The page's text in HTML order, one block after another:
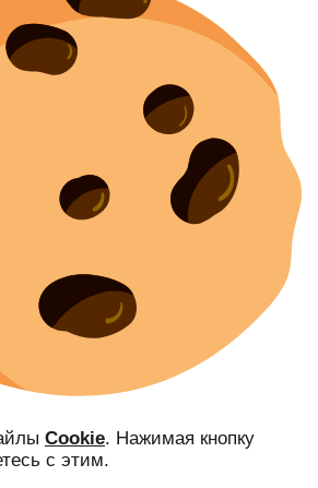
Cookie. Нажимая кнопку
с этим.